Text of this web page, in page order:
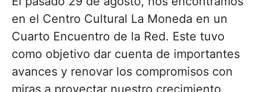
en el Centro Cultural La Moneda en un
Cuarto Encuentro de la Red. Este tuvo
como objetivo dar cuenta de importantes
avances y renovar los compromisos con
miras a proyectar nuestro crecimiento.